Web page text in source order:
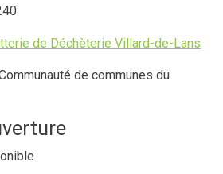
de communes du